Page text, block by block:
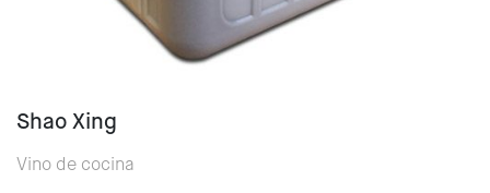
Shao Xing
Vino de cocina